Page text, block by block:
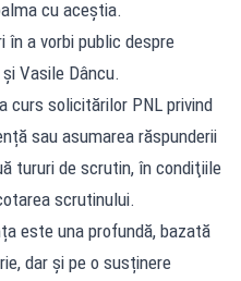
cu aceștia.
în a vorbi public despre
Vasile Dâncu.
curs solicitărilor PNL privind
sau asumarea răspunderii
tururi de scrutin, în condiţiile
scrutinului.
este una profundă, bazată
dar și pe o susținere